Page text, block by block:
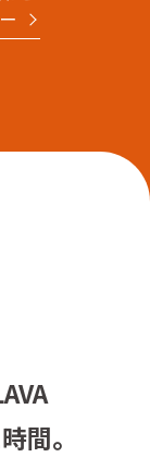
間。